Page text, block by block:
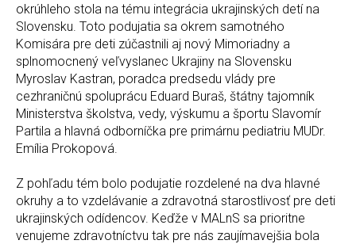
okrúhleho stola na tému integrácia ukrajinských detí na
Slovensku. Toto podujatia sa okrem samotného
Komisára pre deti zúčastnili aj nový Mimoriadny a
splnomocnený veľvyslanec Ukrajiny na Slovensku
Myroslav Kastran, poradca predsedu vlády pre
cezhraničnú spoluprácu Eduard Buraš, štátny tajomník
Ministerstva školstva, vedy, výskumu a športu Slavomír
Partila a hlavná odborníčka pre primárnu pediatriu MUDr.
Emília Prokopová.
Z pohľadu tém bolo podujatie rozdelené na dva hlavné
okruhy a to vzdelávanie a zdravotná starostlivosť pre deti
ukrajinských odídencov. Keďže v MALnS sa prioritne
venujeme zdravotníctvu tak pre nás zaujímavejšia bola